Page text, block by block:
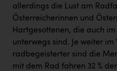
allerdings die Lust am
Österreicherinnen und
Hartgesottenen, die auch
unterwegs sind. Je weiter
radbegeisterter sind die
mit dem Rad fahren 32 %